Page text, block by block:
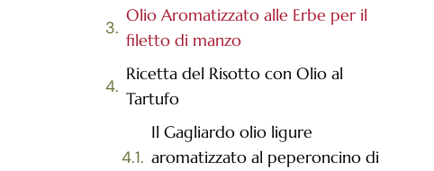
Olio Aromatizzato alle Erbe per il
filetto di manzo
Ricetta del Risotto con Olio al
Tartufo
Il Gagliardo olio ligure
aromatizzato al peperoncino di